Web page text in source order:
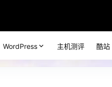
WordPress 主机测评 酷站